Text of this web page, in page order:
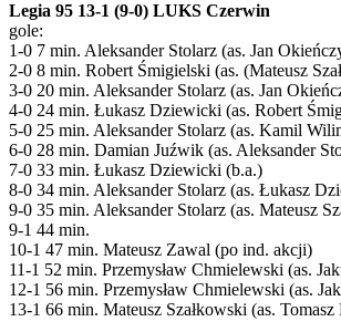
Legia 95 13-1 (9-0) LUKS Czerwin
gole:
1-0 7 min. Aleksander Stolarz (as. Jan
2-0 8 min. Robert Śmigielski (as. (Mateusz
3-0 20 min. Aleksander Stolarz (as. Jan
4-0 24 min. Łukasz Dziewicki (as. Robert
5-0 25 min. Aleksander Stolarz (as. Kamil
6-0 28 min. Damian Juźwik (as. Aleksander
7-0 33 min. Łukasz Dziewicki (b.a.)
8-0 34 min. Aleksander Stolarz (as. Łukasz
9-0 35 min. Aleksander Stolarz (as. Mateusz
9-1 44 min.
10-1 47 min. Mateusz Zawal (po ind. akcji)
11-1 52 min. Przemysław Chmielewski (as.
12-1 56 min. Przemysław Chmielewski (as.
13-1 66 min. Mateusz Szałkowski (as.